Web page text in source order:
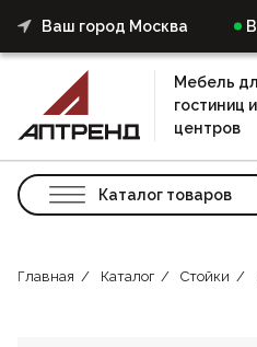
Ваш город Москва
Мебель
гостиниц
центров
Каталог товаров
Главная Каталог Стойки